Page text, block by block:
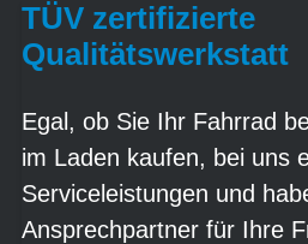
TÜV zertifizierte
Qualitätswerkstatt
Egal, ob Sie Ihr Fahrrad
im Laden kaufen, bei uns
Serviceleistungen und
Ansprechpartner für Ihre